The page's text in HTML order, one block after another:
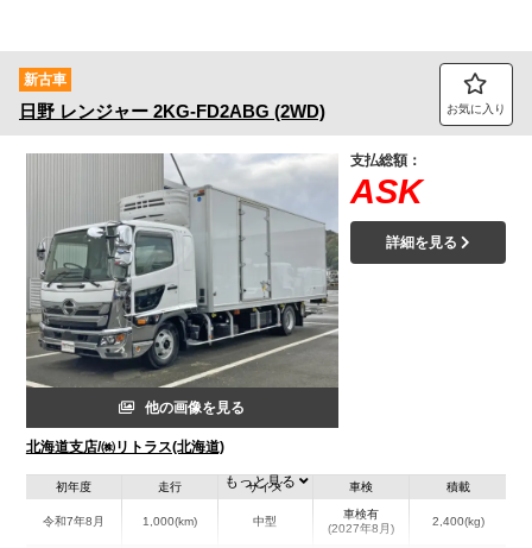
新古車
日野 レンジャー 2KG-FD2ABG (2WD) お気に入り
他の画像を見る
北海道支店/㈱リトラス(北海道)
支払総額：
ASK
詳細を見る
初年度
令和7年8月
走行
1,000(km)
サイズ
中型
車検
車検有
(2027年8月)
積載
2,400(kg)
もっと見る